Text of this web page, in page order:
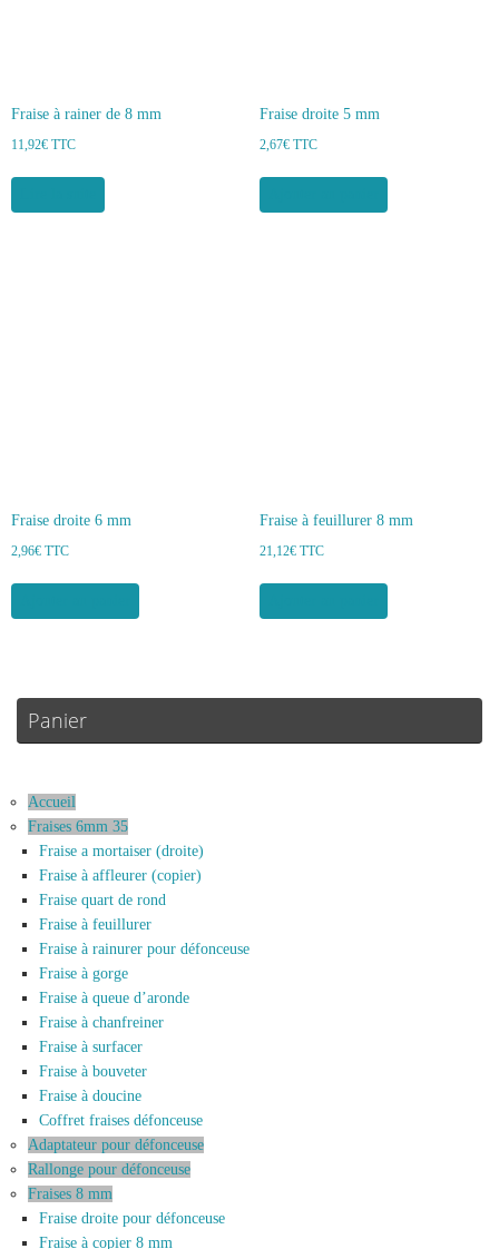
Fraise à rainer de 8 mm
11,92€ TTC
Fraise droite 5 mm
2,67€ TTC
Fraise droite 6 mm
2,96€ TTC
Fraise à feuillurer 8 mm
21,12€ TTC
Panier
Accueil
Fraises 6mm 35
Fraise a mortaiser (droite)
Fraise à affleurer (copier)
Fraise quart de rond
Fraise à feuillurer
Fraise à rainurer pour défonceuse
Fraise à gorge
Fraise à queue d’aronde
Fraise à chanfreiner
Fraise à surfacer
Fraise à bouveter
Fraise à doucine
Coffret fraises défonceuse
Adaptateur pour défonceuse
Rallonge pour défonceuse
Fraises 8 mm
Fraise droite pour défonceuse
Fraise à copier 8 mm